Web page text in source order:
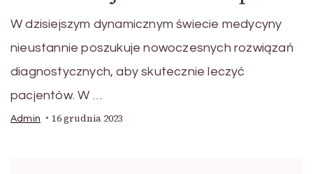
W dzisiejszym dynamicznym świecie medycyny
nieustannie poszukuje nowoczesnych rozwiązań
diagnostycznych, aby skutecznie leczyć
pacjentów. W …
Admin 16 grudnia 2023